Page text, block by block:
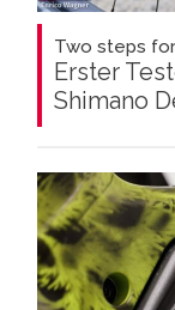
Two steps
Erster
Shimano